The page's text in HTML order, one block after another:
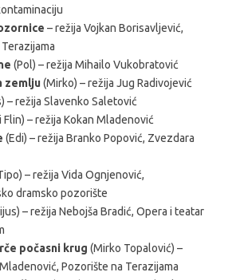
– režija Vojkan Borisavljević,
(Pol) – režija Mihailo Vukobratović
zemlju(Mirko) – režija Jug Radivojević
– režija Slavenko Saletović
Flin) – režija Kokan Mladenović
(Edi) – režija Branko Popović, Zvezdara
– režija Vida Ognjenović,
dramsko pozorište
– režija Nebojša Bradić, Opera i teatar
počasni krug (Mirko Topalović) –
Pozorište na Terazijama